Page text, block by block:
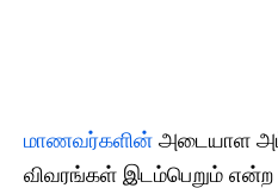
​மாணவர்களின் அடையாள
விவரங்கள் இடம்பெறும்